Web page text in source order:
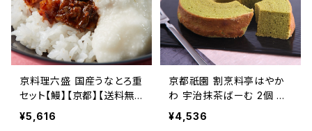
京料理六盛 国産うなとろ重
セット【鰻】【京都】【送料無
料】【ギフト プレゼント 贈り
物 贈答品 誕生日 お祝い
¥5,616
京都祇園 割烹料亭はやか
わ 宇治抹茶ばーむ 2個 木
箱入り【バームクーヘン】
【送料無料】【ギフト プレゼ
¥4,536